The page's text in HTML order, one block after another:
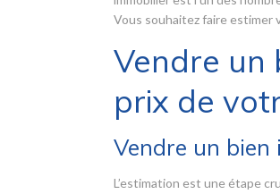
Vous souhaitez faire estimer
Vendre un
prix de
Vendre un
L’estimation est une étape